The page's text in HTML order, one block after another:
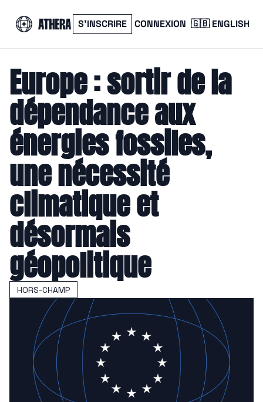
S’INSCRIRE CONNEXION 🇬🇧 ENGLISH
Europe : sortir de la
dépendance aux
énergies fossiles,
une nécessité
climatique et
désormais
géopolitique
HORS-CHAMP